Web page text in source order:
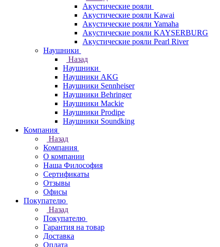
Акустические рояли
Акустические рояли Kawai
Акустические рояли Yamaha
Акустические рояли KAYSERBURG
Акустические рояли Pearl River
Наушники
Назад
Наушники
Наушники AKG
Наушники Sennheiser
Наушники Behringer
Наушники Mackie
Наушники Prodipe
Наушники Soundking
Компания
Назад
Компания
О компании
Наша Философия
Сертификаты
Отзывы
Офисы
Покупателю
Назад
Покупателю
Гарантия на товар
Доставка
Оплата